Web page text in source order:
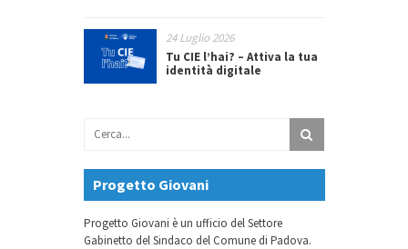
24 Luglio 2026
Tu CIE l’hai? – Attiva la tua
identità digitale
Progetto Giovani
Progetto Giovani è un ufficio del Settore
Gabinetto del Sindaco del Comune di Padova.